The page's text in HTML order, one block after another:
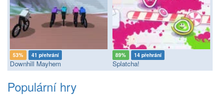
53% 41 přehrání
Downhill Mayhem
89% 14 přehrání
Splatcha!
Populární hry